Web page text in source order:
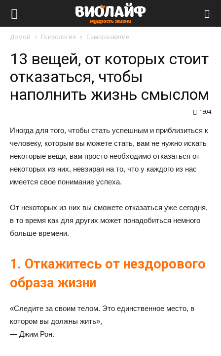
Домой Психология Саморазвитие
13 вещей, от которых стоит
отказаться, чтобы
наполнить жизнь смыслом
1504
Иногда для того, чтобы стать успешным и приблизиться к
человеку, которым вы можете стать, вам не нужно искать
некоторые вещи, вам просто необходимо отказаться от
некоторых из них, невзирая на то, что у каждого из нас
имеется свое понимание успеха.
От некоторых из них вы сможете отказаться уже сегодня,
в то время как для других может понадобиться немного
больше времени.
1. Откажитесь от нездорового
образа жизни
«Следите за своим телом. Это единственное место, в
котором вы должны жить»,
— Джим Рон.